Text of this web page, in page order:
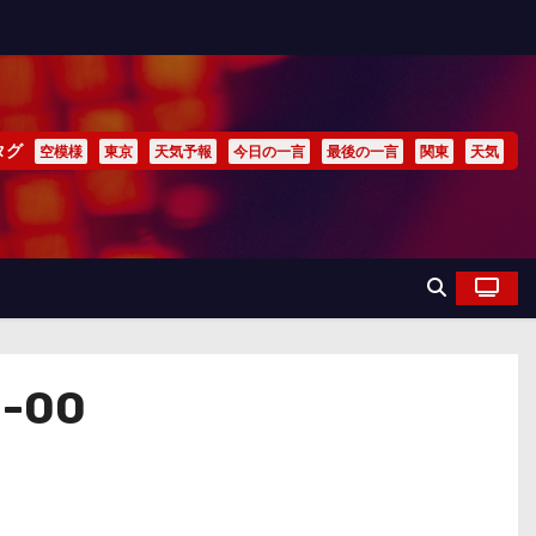
グ 空模様 東京 天気予報 今日の一言 最後の一言 関東 天気
00